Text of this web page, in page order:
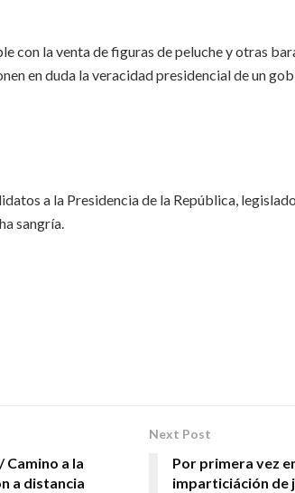
con la venta de figuras de peluche y otras
en duda la veracidad presidencial de un
a la Presidencia de la República,
sangría.
Camino a la
a distancia
Next Post
Por primera vez
imparticiáción de